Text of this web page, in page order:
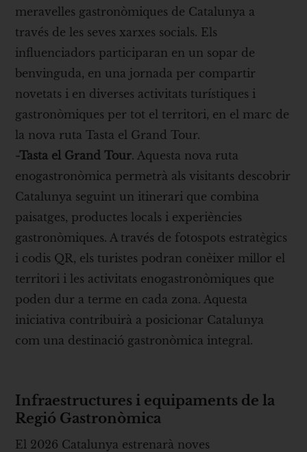
meravelles gastronòmiques de Catalunya a
través de les seves xarxes socials. Els
influenciadors participaran en un sopar de
benvinguda, en una jornada per compartir
novetats i en diverses activitats turístiques i
gastronòmiques per tot el territori, en el marc de
la nova ruta Tasta el Grand Tour.
-Tasta el Grand Tour. Aquesta nova ruta
enogastronòmica permetrà als visitants descobrir
Catalunya seguint un itinerari que combina
paisatges, productes locals i experiències
gastronòmiques. A través de fotospots estratègics
i codis QR, els turistes podran conèixer millor el
territori i les activitats enogastronòmiques que
poden dur a terme en cada zona. Aquesta
iniciativa contribuirà a posicionar Catalunya
com una destinació gastronòmica integral.
Infraestructures i equipaments de la
Regió Gastronòmica
El 2026 Catalunya estrenarà noves